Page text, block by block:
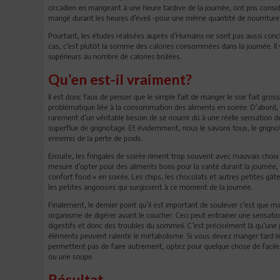
circadien en mangeant à une heure tardive de la journée, ont pris
mangé durant les heures d’éveil -pour une même quantité de
Pourtant, les études réalisées auprès d’Humains ne sont pas aussi
cas, c’est plutôt la somme des calories consommées dans la journée.
supérieurs au nombre de calories brûlées.
Qu’en est-il vraiment?
Il est donc faux de penser que le simple fait de manger le soir fait
problématique liée à la consommation des aliments en soirée.
rarement d’un véritable besoin de se nourrir dû à une réelle sensation
superflue de grignotage. Et évidemment, nous le savons tous, le
ennemis de la perte de poids.
Ensuite, les fringales de soirée riment trop souvent avec mauvais
mesure d’opter pour des aliments bons pour la santé durant la
confort food » en soirée. Les chips, les chocolats et autres petites
les petites angoisses qui surgissent à ce moment de la journée.
Finalement, le dernier point qu’il est important de soulever c’est que
organisme de digérer avant le coucher. Ceci peut entrainer une
digestifs et donc des troubles du sommeil. C’est précisément là
éléments peuvent ralentir le métabolisme. Si vous devez manger tard
permettent pas de faire autrement, optez pour quelque chose de
ou une soupe.